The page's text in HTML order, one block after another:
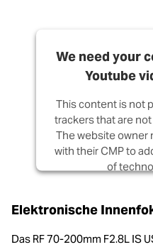
We need your
Youtube
This content is not
trackers that are
The website owner
with their CMP to
of
Elektronische
Das RF 70-200mm F2.8L IS